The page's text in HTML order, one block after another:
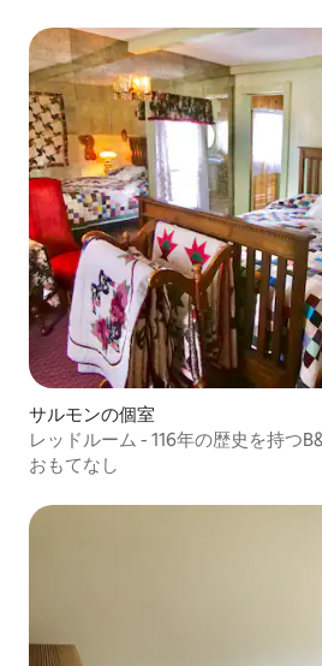
サルモンの個室
レッドルーム - 116年の歴史を持つ
部屋
おもてなし